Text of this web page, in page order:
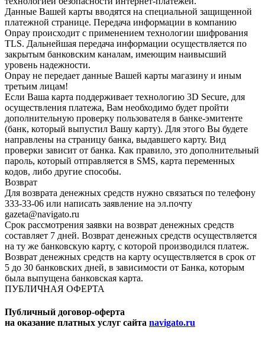
Данные Вашей карты вводятся на специальной защищенной
платежной странице. Передача информации в компанию
Onpay происходит с применением технологии шифрования
TLS. Дальнейшая передача информации осуществляется по
закрытым банковским каналам, имеющим наивысший
уровень надежности.
Onpay не передает данные Вашей карты магазину и иным
третьим лицам!
Если Ваша карта поддерживает технологию 3D Secure, для
осуществления платежа, Вам необходимо будет пройти
дополнительную проверку пользователя в банке-эмитенте
(банк, который выпустил Вашу карту). Для этого Вы будете
направлены на страницу банка, выдавшего карту. Вид
проверки зависит от банка. Как правило, это дополнительный
пароль, который отправляется в SMS, карта переменных
кодов, либо другие способы.
Возврат
Для возврата денежных средств нужно связаться по телефону
333-33-06 или написать заявление на эл.почту
gazeta@navigato.ru
Срок рассмотрения заявки на возврат денежных средств
составляет 7 дней. Возврат денежных средств осуществляется
на ту же банковскую карту, с которой производился платеж.
Возврат денежных средств на карту осуществляется в срок от
5 до 30 банковских дней, в зависимости от Банка, которым
была выпущена банковская карта.
ПУБЛИЧНАЯ ОФЕРТА
Публичный договор-оферта
на оказание платных услуг сайта navigato.ru